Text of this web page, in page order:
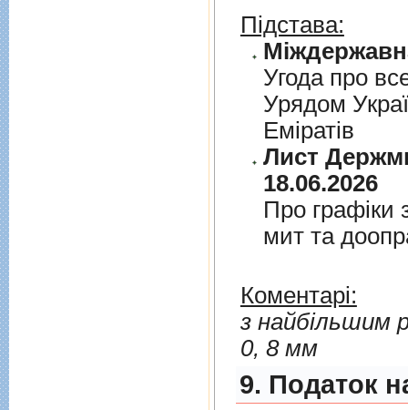
Підстава:
Угода про
Урядом
Емiратiв
Лист
18.06.2026
Про графiки
мит та
Коментарі:
з найбільшим
0, 8 мм
9. Податок